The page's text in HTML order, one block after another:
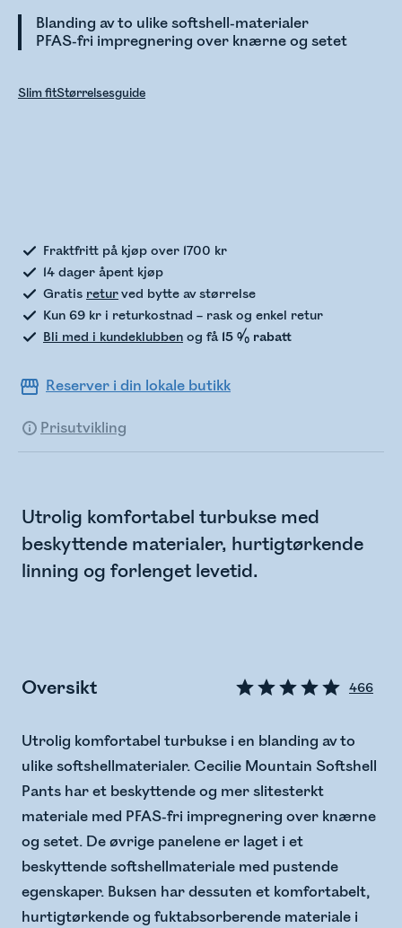
Blanding av to ulike softshell-materialer
PFAS-fri impregnering over knærne og setet
Slim fitStørrelsesguide
Fraktfritt på kjøp over 1700 kr
14 dager åpent kjøp
Gratis returved bytte av størrelse
Kun 69 kr i returkostnad – rask og enkel retur
Bli med i kundeklubben og få 15 % rabatt
Reserver i din lokale butikk
Prisutvikling
Utrolig komfortabel turbukse med
beskyttende materialer, hurtigtørkende
linning og forlenget levetid.
Oversikt 466
Utrolig komfortabel turbukse i en blanding av to
ulike softshellmaterialer. Cecilie Mountain Softshell
Pants har et beskyttende og mer slitesterkt
materiale med PFAS-fri impregnering over knærne
og setet. De øvrige panelene er laget i et
beskyttende softshellmateriale med pustende
egenskaper. Buksen har dessuten et komfortabelt,
hurtigtørkende og fuktabsorberende materiale i